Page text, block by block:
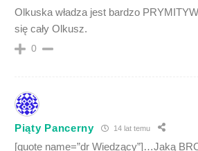
Olkuska władza jest bardzo
się cały Olkusz.
0
Piąty Pancerny 14 lat temu
[quote name=”dr Wiedzący”]…Jaką